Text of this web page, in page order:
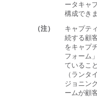
ータキャ
構成でき
（注）
キャプテ
続する顧
をキャプ
フォーム
ているこ
（ランタ
ジョニン
ームが顧